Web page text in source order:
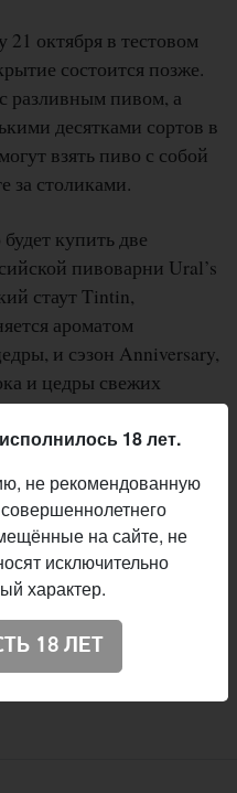
21 октября в тестовом
состоится позже.
разливным пивом, а
десятками сортов в
взять пиво с собой
за столиками.
купить две
пивоварни Ural’s
стаут Tintin,
ароматом
и сэзон Anniversary,
и цедры свежих
10
18 лет.
не рекомендованную
на сайте, не
исключительно
характер.
18 ЛЕТ